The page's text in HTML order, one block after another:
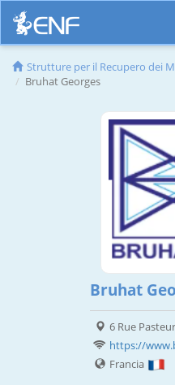
Strutture per il Recupero dei
Bruhat Georges
Bruhat
6 Rue
https://
Francia